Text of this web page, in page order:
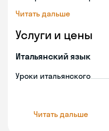
Читать дальше
Услуги и цены
Итальянский язык
Уроки итальянского
Читать дальше